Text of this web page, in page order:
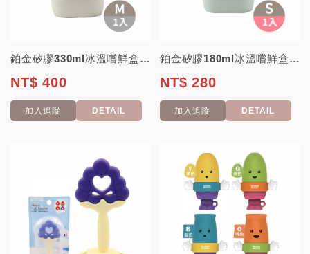
鉑金矽膠330ml冰溫嚐鮮盒(M)-單入 (可微波 副食品儲存盒 小菜盒 ...
NT$ 400
加入追蹤 DETAIL
鉑金矽膠180ml冰溫嚐鮮盒(S)-單入 (可微波 副食品儲存盒 小菜盒 餐盒...
NT$ 280
加入追蹤 DETAIL